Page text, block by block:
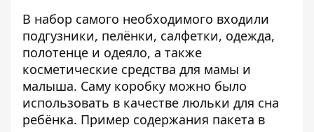
В набор самого необходимого входили
подгузники, пелёнки, салфетки, одежда,
полотенце и одеяло, а также
косметические средства для мамы и
малыша. Саму коробку можно было
использовать в качестве люльки для сна
ребёнка. Пример содержания пакета в